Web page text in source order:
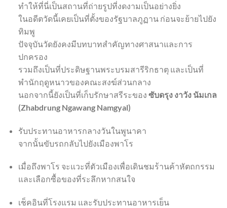
ทำให้ที่นี่เป็นสถานที่ถ่ายรูปที่งดงามเป็นอย่างยิ่ง
ในอดีตวัดนี้เคยเป็นที่ตั้งของรัฐบาลภูฏาน ก่อนจะย้ายไปยัง
ทิมพู
ปัจจุบันวัดยังคงมีบทบาทสำคัญทางศาสนาและการ
ปกครอง
รวมถึงเป็นที่ประดิษฐานพระบรมสารีริกธาตุ และเป็นที่
พำนักฤดูหนาวของคณะสงฆ์ส่วนกลาง
นอกจากนี้ยังเป็นที่เก็บรักษาสรีระของ ซับดรุง งาวัง นัมเกล
(Zhabdrung Ngawang Namgyal)
รับประทานอาหารกลางวันในพูนาคา
จากนั้นขับรถกลับไปยังเมืองพาโร
เมื่อถึงพาโร จะแวะที่ตัวเมืองเพื่อเดินชมร้านค้าหัตถกรรม
และเลือกซื้อของที่ระลึกหากสนใจ
เช็คอินที่โรงแรม และรับประทานอาหารเย็น